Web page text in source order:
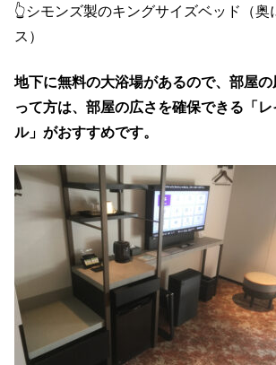
👆シモンズ製のキングサイズベッド（奥
ス）
地下に無料の大浴場があるので、部屋の
って方は、部屋の広さを確保できる「
ル」がおすすめです。